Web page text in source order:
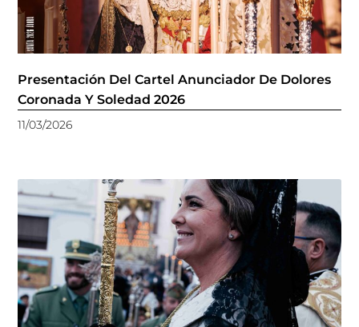
Presentación Del Cartel Anunciador De Dolores
Coronada Y Soledad 2026
11/03/2026